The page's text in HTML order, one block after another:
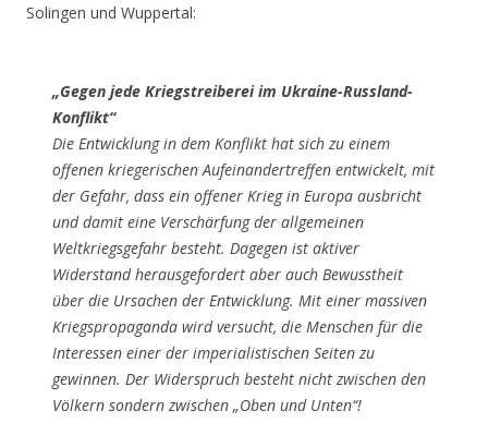
Solingen und Wuppertal:
„Gegen jede Kriegstreiberei im Ukraine-Russland-
Konflikt“
Die Entwicklung in dem Konflikt hat sich zu einem
offenen kriegerischen Aufeinandertreffen entwickelt, mit
der Gefahr, dass ein offener Krieg in Europa ausbricht
und damit eine Verschärfung der allgemeinen
Weltkriegsgefahr besteht. Dagegen ist aktiver
Widerstand herausgefordert aber auch Bewusstheit
über die Ursachen der Entwicklung. Mit einer massiven
Kriegspropaganda wird versucht, die Menschen für die
Interessen einer der imperialistischen Seiten zu
gewinnen. Der Widerspruch besteht nicht zwischen den
Völkern sondern zwischen „Oben und Unten“!